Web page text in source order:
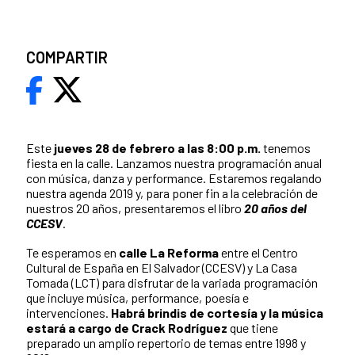
Este jueves 28 de febrero a las 8:00 p.m. tenemos
fiesta en la calle. Lanzamos nuestra programación anual
con música, danza y performance. Estaremos regalando
nuestra agenda 2019 y, para poner fin a la celebración de
nuestros 20 años, presentaremos el libro 20 años del
CCESV.
Te esperamos en calle La Reformaentre el Centro
Cultural de España en El Salvador (CCESV) y La Casa
Tomada (LCT) para disfrutar de la variada programación
que incluye música, performance, poesía e
intervenciones. Habrá brindis de cortesía y la música
estará a cargo de Crack Rodríguez que tiene
preparado un amplio repertorio de temas entre 1998 y
COMPARTIR